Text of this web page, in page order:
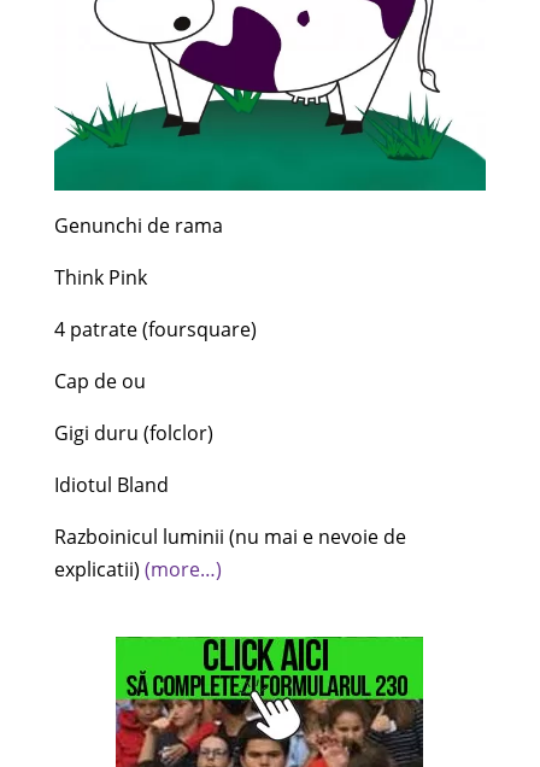
Genunchi de rama
Think Pink
4 patrate (foursquare)
Cap de ou
Gigi duru (folclor)
Idiotul Bland
Razboinicul luminii (nu mai e nevoie de
explicatii) (more…)